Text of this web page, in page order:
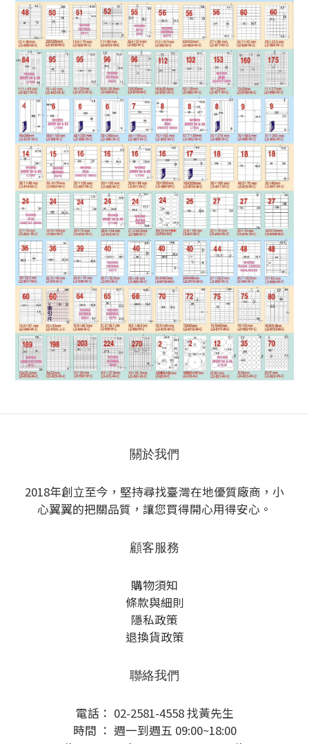
關於我們
2018年創立至今，堅持尋找臺灣在地優質廠商，小
心翼翼的把關品質，讓您買得開心用得安心。
顧客服務
購物須知
條款與細則
隱私政策
退換貨政策
聯絡我們
電話： 02-2581-4558 找黃先生
時間 ： 週一到週五 09:00~18:00